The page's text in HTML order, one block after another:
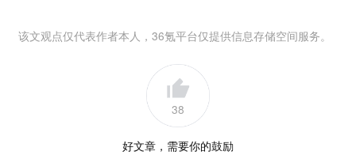
该文观点仅代表作者本人，36氪平台仅提供信息存储空间服务。
38
好文章，需要你的鼓励